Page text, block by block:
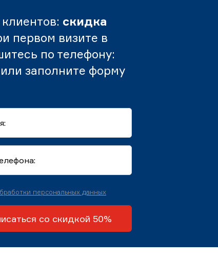
скидка
первом визите в
по телефону:
или заполните форму
персональных данных
со скидкой 50%